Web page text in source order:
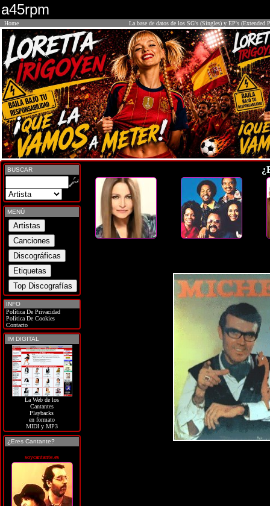
a45rpm
Home La base de datos de los SG's (Singles) y EP's (Extended
BUSCAR
MENÚ
INFO
Política De Privacidad
Política De Cookies
Contacto
IM DIGITAL
La Web de los
Cantantes
Playbacks
en formato
MIDI y MP3
¿Eres Cantante?
soycantante.es